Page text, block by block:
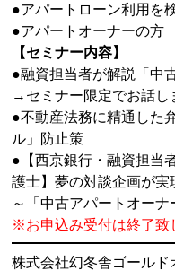
●アパートローン利用を
●アパートオーナーの方
【セミナー内容】
●融資担当者が解説「中
→セミナー限定でお話し
●不動産法務に精通した
ル」防止策
●【西京銀行・融資担当
護士】夢の対談企画が実
～「中古アパートオー
※お申込み受付は終了致
株式会社幻冬舎ゴールド